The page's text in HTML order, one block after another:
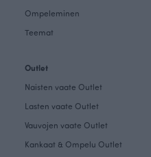
Ompeleminen
Teemat
Outlet
Naisten vaate Outlet
Lasten vaate Outlet
Vauvojen vaate Outlet
Kankaat & Ompelu Outlet